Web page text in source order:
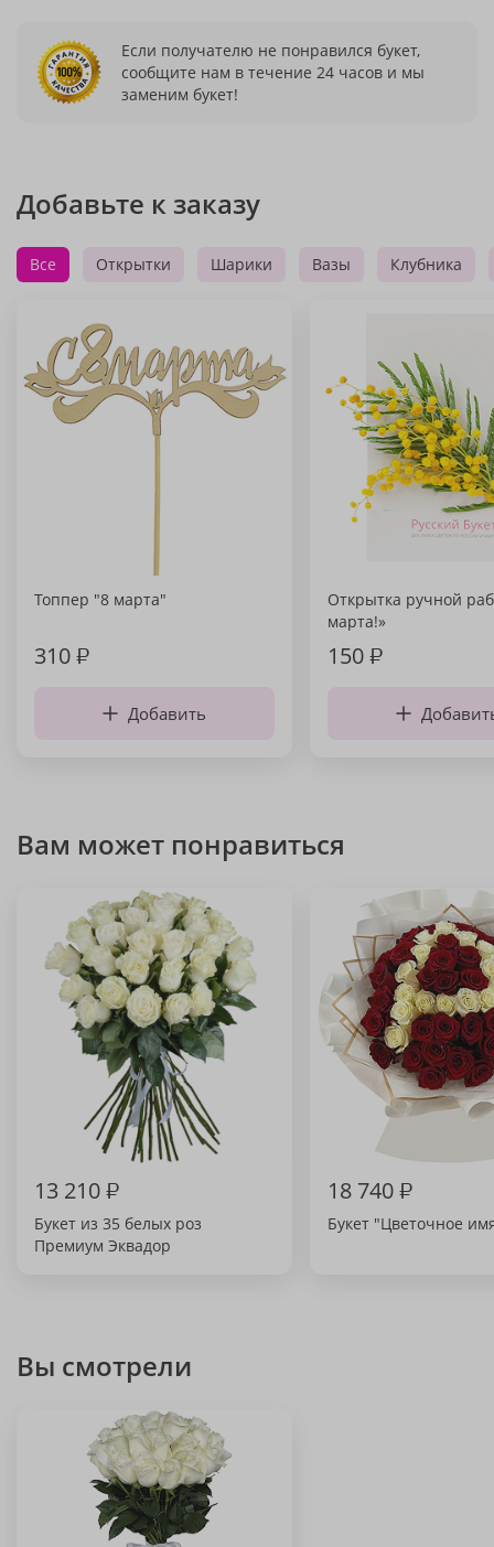
Если получателю не понравился букет,
сообщите нам в течение 24 часов и мы
заменим букет!
Добавьте к заказу
Все Открытки Шарики Вазы Клубника
Топпер "8 марта"
310₽
Добавить
Открытка ручной
марта!»
150₽
Вам может понравиться
13 210₽
Букет из 35 белых роз
Премиум Эквадор
18 740₽
Букет "Цветочное
Вы смотрели